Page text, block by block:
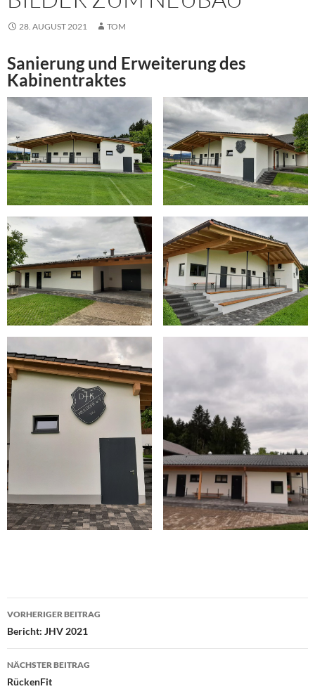
28. AUGUST 2021 TOM
Sanierung und Erweiterung des
Kabinentraktes
Beitragsnavigation
VORHERIGER BEITRAG
Bericht: JHV 2021
NÄCHSTER BEITRAG
RückenFit